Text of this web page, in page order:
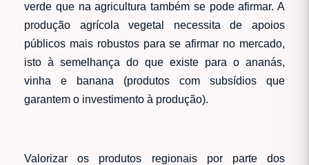
verde que na agricultura também se pode afirmar. A
produção agrícola vegetal necessita de apoios
públicos mais robustos para se afirmar no mercado,
isto à semelhança do que existe para o ananás,
vinha e banana (produtos com subsídios que
garantem o investimento à produção).
Valorizar os produtos regionais por parte dos